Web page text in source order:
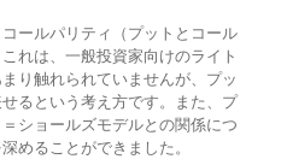
ールパリティ（プットとコール
れは、一般投資家向けのライト
り触れられていませんが、プッ
るという考え方です。また、プ
ショールズモデルとの関係につ
めることができました。